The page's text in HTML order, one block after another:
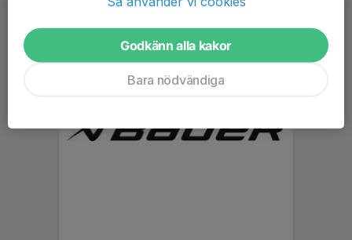
Godkänn alla kakor
Bara nödvändiga